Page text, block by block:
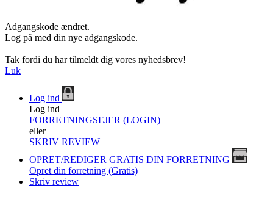
Adgangskode ændret.
Log på med din nye adgangskode.
Tak fordi du har tilmeldt dig vores nyhedsbrev!
Luk
Log ind
Log ind
FORRETNINGSEJER (LOGIN)
eller
SKRIV REVIEW
OPRET/REDIGER GRATIS DIN FORRETNING
Opret din forretning (Gratis)
Skriv review